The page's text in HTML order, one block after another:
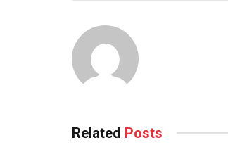
Related Posts